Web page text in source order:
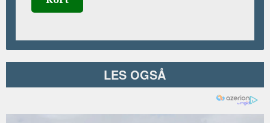
LES OGSÅ